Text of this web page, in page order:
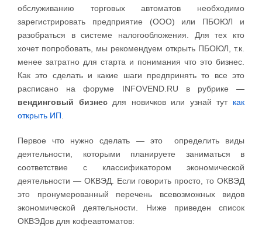
обслуживанию торговых автоматов необходимо
зарегистрировать предприятие (ООО) или ПБОЮЛ и
разобраться в системе налогообложения. Для тех кто
хочет попробовать, мы рекомендуем открыть ПБОЮЛ, т.к.
менее затратно для старта и понимания что это бизнес.
Как это сделать и какие шаги предпринять то все это
расписано на форуме INFOVEND.RU в рубрике —
вендинговый бизнесдля новичков или узнай тут как
открыть ИП
Первое что нужно сделать — это определить виды
деятельности, которыми планируете заниматься в
соответствие с классификатором экономической
деятельности — ОКВЭД. Если говорить просто, то ОКВЭД
это пронумерованный перечень всевозможных видов
экономической деятельности. Ниже приведен список
ОКВЭДов для кофеавтоматов: